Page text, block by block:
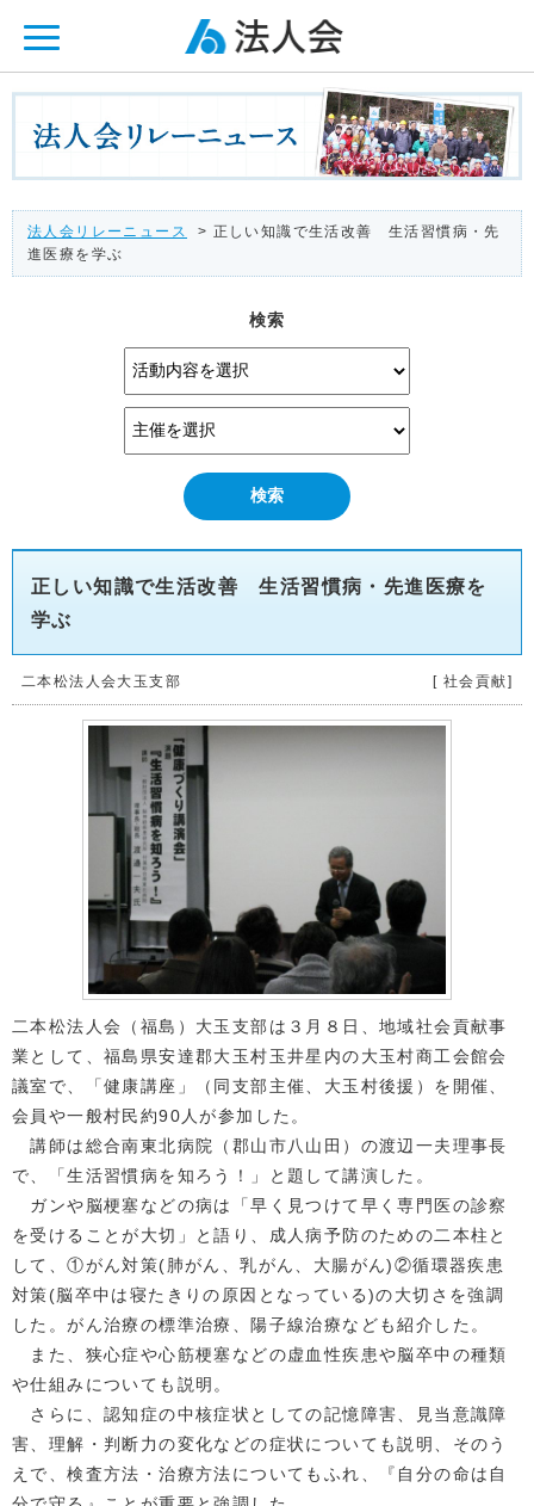
法人会リレーニュース
> 正しい知識で生活改善 生活習慣病・先
進医療を学ぶ
検索
正しい知識で生活改善 生活習慣病・先進医療を
学ぶ
二本松法人会大玉支部 [ 社会貢献]
二本松法人会（福島）大玉支部は３月８日、地域社会貢献事
業として、福島県安達郡大玉村玉井星内の大玉村商工会館会
議室で、「健康講座」（同支部主催、大玉村後援）を開催、
会員や一般村民約90人が参加した。
講師は総合南東北病院（郡山市八山田）の渡辺一夫理事長
で、「生活習慣病を知ろう！」と題して講演した。
ガンや脳梗塞などの病は「早く見つけて早く専門医の診察
を受けることが大切」と語り、成人病予防のための二本柱と
して、①がん対策(肺がん、乳がん、大腸がん)②循環器疾患
対策(脳卒中は寝たきりの原因となっている)の大切さを強調
した。がん治療の標準治療、陽子線治療なども紹介した。
また、狭心症や心筋梗塞などの虚血性疾患や脳卒中の種類
や仕組みについても説明。
さらに、認知症の中核症状としての記憶障害、見当意識障
害、理解・判断力の変化などの症状についても説明、そのう
えで、検査方法・治療方法についてもふれ、『自分の命は自